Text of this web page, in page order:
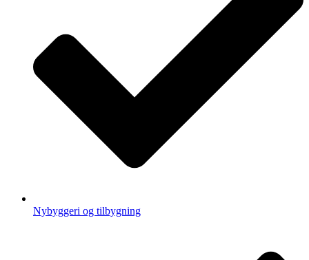
Nybyggeri og tilbygning